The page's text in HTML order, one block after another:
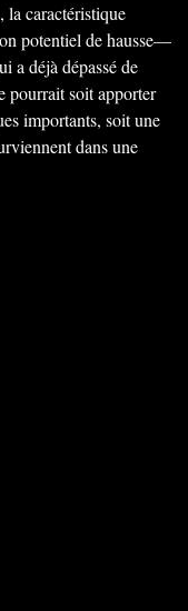
la caractéristique
potentiel de hausse—
a déjà dépassé de
pourrait soit apporter
importants, soit une
dans une